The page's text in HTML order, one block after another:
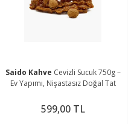
Saido Kahve Cevizli Sucuk 750g –
Ev Yapımı, Nişastasız Doğal Tat
599,00 TL